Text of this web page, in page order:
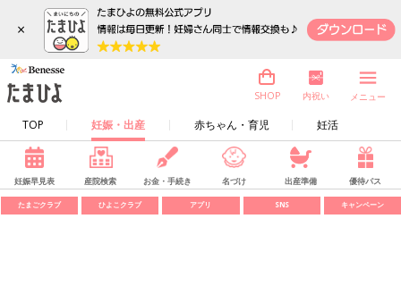
×
TOP 妊娠・出産 赤ちゃん・育児 妊活
SHOP 内祝い メニュー
妊娠早見表 産院検索 お金・手続き 名づけ 出産準備 優待パス
たまごクラブ ひよこクラブ アプリ SNS キャンペーン